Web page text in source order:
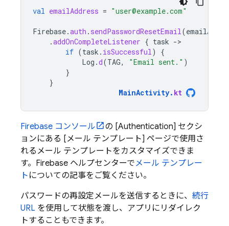
val emailAddress = "user@example.com"
Firebase.auth . sendPasswordResetEmail(
.addOnCompleteListener { task -
if (task . isSuccessful)
{
Log .d(TAG, "Email sent." )
}
}
MainActivity. kt
Firebase コンソール
の [Authentication] セクシ
ョンにある [メール テンプレート] ページで使用さ
れるメール テンプレートをカスタマイズできま
す。Firebase ヘルプセンターでメール テンプレー
ト についての記事をご覧ください。
パスワードの再設定メールを送信するときに、 続行
URL を使用して状態を渡し、アプリにリダイレク
トすることもできます。